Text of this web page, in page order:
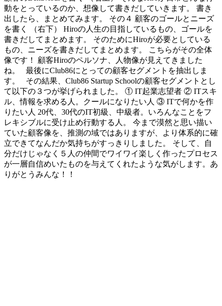
動をとっているのか、想像して書きだしていきます。 書き
出したら、まとめてみます。 その４ 顧客のゴールとニーズ
を書く （右下） Hiroの人生の目指しているもの、ゴールを
書きだしてまとめます。 そのためにHiroが必要としている
もの、ニーズを書きだしてまとめます。 こちらがその全体
像です！ 顧客Hiroのペルソナ、人物像が見えてきました
ね。 最後にClub86にとっての顧客セグメントを抽出しま
す。 その結果、Club86 Startup Schoolの顧客セグメントとし
て以下の３つが挙げられました。 ① IT起業志望者 ② ITスキ
ル、情報を求める人。クールになりたい人 ③ ITで何かを作
りたい人 20代、30代のIT初級、中級者。いろんなことをフ
レキシブルに受け止め行動する人。 今まで漠然と思い描い
ていた顧客像を、推測の域ではありますが、より体系的に確
立できてなんだか気持ちがすっきりしました。 そして、自
分だけじゃなく５人の仲間でワイワイ楽しく作ったプロセス
が一層自信めいたものを与えてくれたような気がします。あ
りがとうみんな！！